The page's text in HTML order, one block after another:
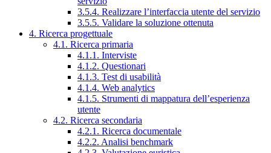
3.5.4. Realizzare l’interfaccia utente del servizio
3.5.5. Validare la soluzione ottenuta
4. Ricerca progettuale
4.1. Ricerca primaria
4.1.1. Interviste
4.1.2. Questionari
4.1.3. Test di usabilità
4.1.4. Web analytics
4.1.5. Strumenti di mappatura dell’esperienza
utente
4.2. Ricerca secondaria
4.2.1. Ricerca documentale
4.2.2. Analisi benchmark